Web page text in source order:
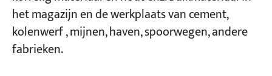
het magazijn en de werkplaats van cement,
kolenwerf , mijnen, haven, spoorwegen, andere
fabrieken.